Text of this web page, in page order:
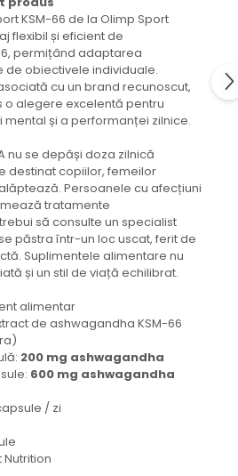
KSM-66 de la Olimp Sport
flexibil și eficient de
permițând adaptarea
de obiectivele individuale.
cu un brand recunoscut,
o alegere excelentă pentru
și a performanței zilnice.
nu se depăși doza zilnică
destinat copiilor, femeilor
Persoanele cu afecțiuni
tratamente
să consulte un specialist
păstra într-un loc uscat, ferit de
Suplimentele alimentare nu
și un stil de viață echilibrat.
alimentar
de ashwagandha KSM-66
200 mg ashwagandha
600 mg ashwagandha
/ zi
Nutrition